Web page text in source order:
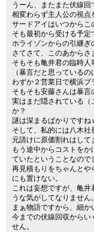
うーん、またまた伏線回
相変わらず主人公の視点
サードアイはいつからこ
そも最初から受ける予定
ホライゾンからの引継ぎ
さてさて、このあからさ
そもそも亀井君の臨時人
（暴言だと思っている
わずか２営業日で横浜ブ
そもそも安藤さんは暴言
実はまだ隠されている
か？
謎は深まるばかりです
そして、私的には八木社
元請けに原価割れはして
もう途中からコストを
ていたということなので
再見積もりをちゃんとや
にも置けない。
これは妄想ですが、亀
うな気がしてなりません。
まぁ物語ですから、細か
今までの伏線回収からい
せん。